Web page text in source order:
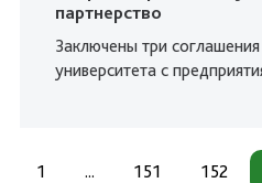
партнерство
Заключены три
университета с
1 ... 151 152